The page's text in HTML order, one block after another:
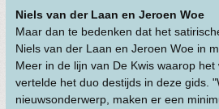
Niels van der Laan en Jeroen Woe
Maar dan te bedenken dat het
Niels van der Laan en Jeroen Woe in
Meer in de lijn van De Kwis waarop
vertelde het duo destijds in deze gids.
nieuwsonderwerp, maken er een